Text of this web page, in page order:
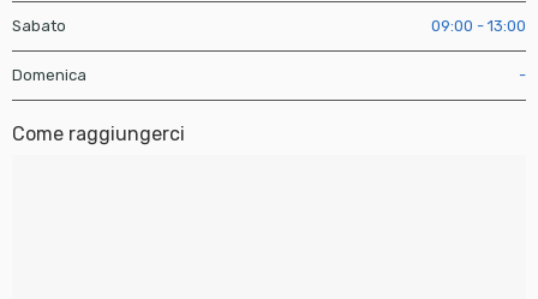
Sabato 09:00 - 13:00
Domenica -
Come raggiungerci